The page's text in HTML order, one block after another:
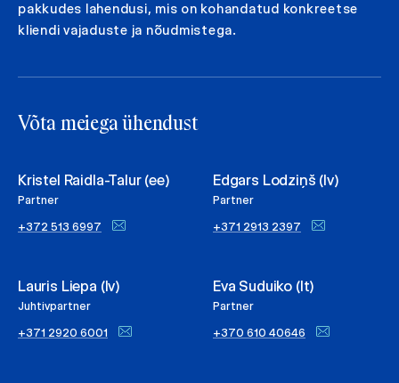
pakkudes lahendusi, mis on kohandatud konkreetse
kliendi vajaduste ja nõudmistega.
Võta meiega ühendust
Kristel Raidla-Talur (ee)
Partner
+372 513 6997
Lauris Liepa (lv)
Juhtivpartner
+371 2920 6001
Edgars Lodziņš (lv)
Partner
+371 2913 2397
Eva Suduiko (lt)
Partner
+370 610 40646